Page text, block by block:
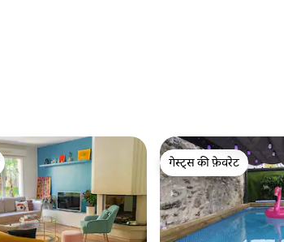
गेस्ट्स की फ़ेवरेट
गेस्ट्स की फ़ेवरेट